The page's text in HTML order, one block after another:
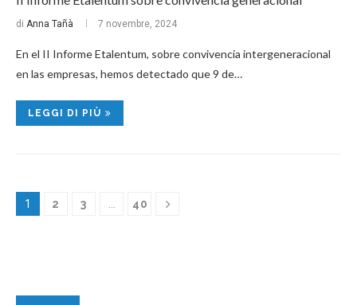
di Anna Tañà 7 novembre, 2024
En el II Informe Etalentum, sobre convivencia intergeneracional
en las empresas, hemos detectado que 9 de…
LEGGI DI PIÙ
1 2 3 40